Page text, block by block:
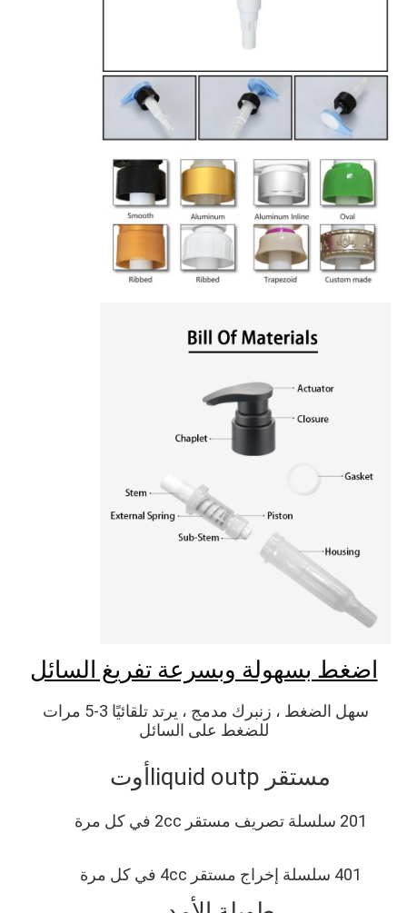
اضغط بسهولة وبسرعة تفريغ السائل
للضغط على السائل
مستقر liq uid outp أوت
201 سلسلة تصريف مستقر 2cc في كل مرة
401 سلسلة إخراج مستقر 4cc في كل مرة